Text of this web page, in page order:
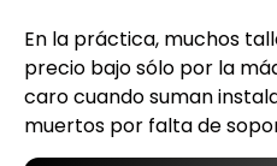
En la práctica, muchos
precio bajo sólo por la
caro cuando suman
muertos por falta de